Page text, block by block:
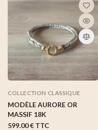
COLLECTION CLASSIQUE
MODÈLE AURORE OR
MASSIF 18K
599.00 € TTC